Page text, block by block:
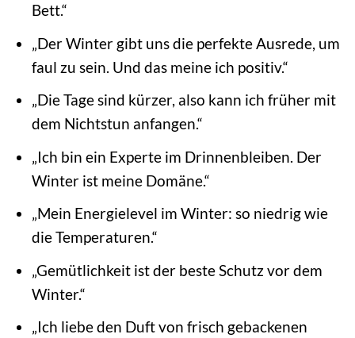
Bett.“
„Der Winter gibt uns die perfekte Ausrede, um
faul zu sein. Und das meine ich positiv.“
„Die Tage sind kürzer, also kann ich früher mit
dem Nichtstun anfangen.“
„Ich bin ein Experte im Drinnenbleiben. Der
Winter ist meine Domäne.“
„Mein Energielevel im Winter: so niedrig wie
die Temperaturen.“
„Gemütlichkeit ist der beste Schutz vor dem
Winter.“
„Ich liebe den Duft von frisch gebackenen